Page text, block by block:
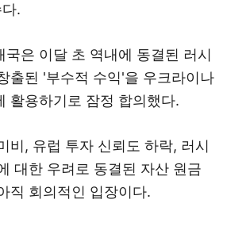
.
은 이달 초 역내에 동결된 러시
출된 '부수적 수익'을 우크라이나
활용하기로 잠정 합의했다.
비, 유럽 투자 신뢰도 하락, 러시
대한 우려로 동결된 자산 원금
직 회의적인 입장이다.